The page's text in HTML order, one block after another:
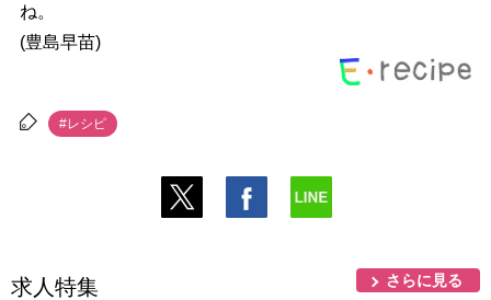
ね。
(豊島早苗)
#レシピ
求人特集 さらに見る